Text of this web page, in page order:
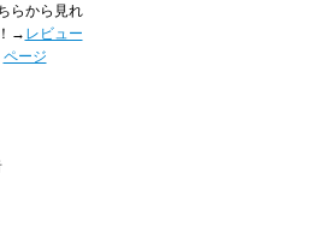
らから見れ
→ レビュー
ページ